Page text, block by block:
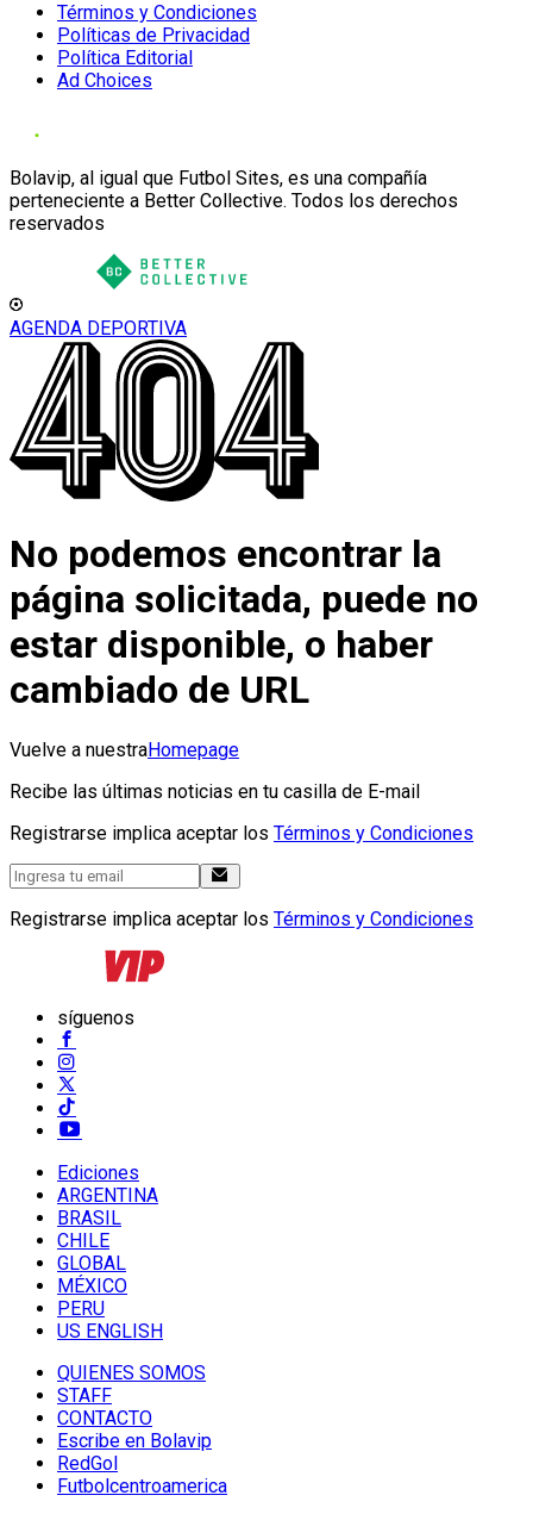
Términos y Condiciones
Políticas de Privacidad
Política Editorial
Ad Choices
Bolavip, al igual que Futbol Sites, es una compañía
perteneciente a Better Collective. Todos los derechos
reservados
AGENDA DEPORTIVA
No podemos encontrar la
página solicitada, puede no
estar disponible, o haber
cambiado de URL
Vuelve a nuestraHomepage
Recibe las últimas noticias en tu casilla de E-mail
Registrarse implica aceptar los Términos y Condiciones
Registrarse implica aceptar los Términos y Condiciones
síguenos
Ediciones
ARGENTINA
BRASIL
CHILE
GLOBAL
MÉXICO
PERU
US ENGLISH
QUIENES SOMOS
STAFF
CONTACTO
Escribe en Bolavip
RedGol
Futbolcentroamerica